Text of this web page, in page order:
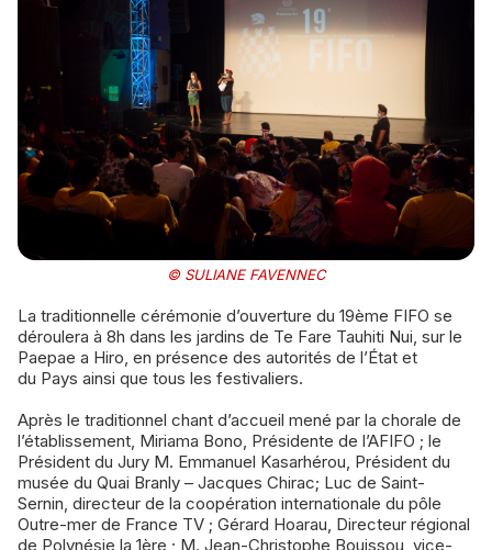
© SULIANE FAVENNEC
La traditionnelle cérémonie d’ouverture du 19ème FIFO se
déroulera à 8h dans les jardins de Te Fare Tauhiti Nui, sur le
Paepae a Hiro, en présence des autorités de l’État et
du Pays ainsi que tous les festivaliers.
Après le traditionnel chant d’accueil mené par la chorale de
l’établissement, Miriama Bono, Présidente de l’AFIFO ; le
Président du Jury M. Emmanuel Kasarhérou, Président du
musée du Quai Branly – Jacques Chirac; Luc de Saint-
Sernin, directeur de la coopération internationale du pôle
Outre-mer de France TV ; Gérard Hoarau, Directeur régional
de Polynésie la 1ère ; M. Jean-Christophe Bouissou, vice-